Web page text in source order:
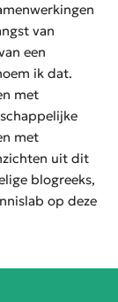
van
een
ik dat.
met
met
uit dit
blogreeks,
op deze